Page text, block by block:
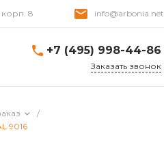
корп. 8 info@arbonia.net
+7 (495) 998-44-86
Заказать звонок
/
9016